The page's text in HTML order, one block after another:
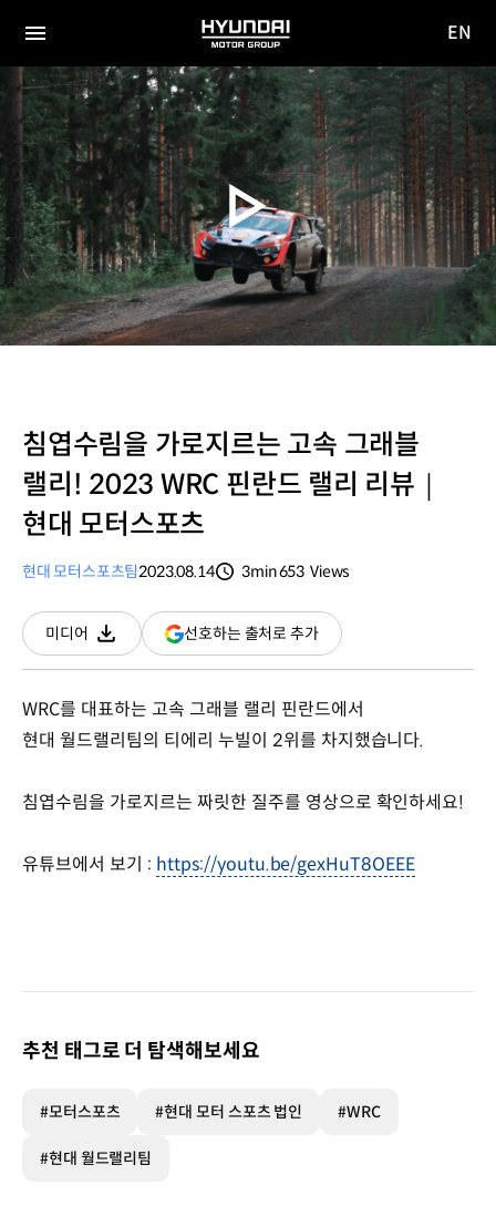
전체
메뉴
HYUNDAI
MOTOR
GROUP
사이
이동
EN
침엽수림을 가로지르는 고속 그래블
랠리! 2023 WRC 핀란드 랠리 리뷰｜
현대 모터스포츠
현대 모터스포츠팀2023.08.14
3min653 Views
미디어
다운로드
선호하는 출처로 추가(새
창
WRC를 대표하는 고속 그래블 랠리 핀란드에서
현대 월드랠리팀의 티에리 누빌이 2위를 차지했습니다.
침엽수림을 가로지르는 짜릿한 질주를 영상으로 확인하세요!
유튜브에서 보기 : https://youtu.be/gexHuT8OEEE
추천 태그로 더 탐색해보세요
#모터스포츠 #현대 모터 스포츠 법인 #WRC
#현대 월드랠리팀